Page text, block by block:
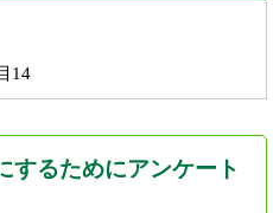
14
するためにアンケート